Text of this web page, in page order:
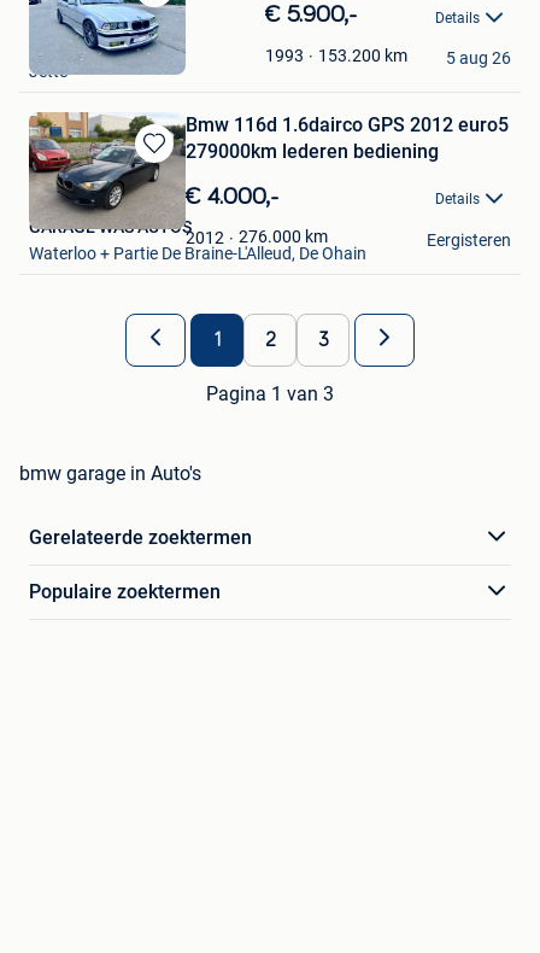
Bewaren
in
Mijn
Favorieten
€ 5.900,- Details
1993 153.200 km
Jette
5 aug 26
Bewaren
in
Mijn
Favorieten
Bmw 116d 1.6dairco GPS 2012 euro5
279000km lederen bediening
€ 4.000,- Details
2012 276.000 km
GARAGE WAS AUTOS
Waterloo + Partie De Braine-L'Alleud, De Ohain
Eergisteren
1 2 3
Pagina 1 van 3
bmw garage in Auto's
Gerelateerde zoektermen
Populaire zoektermen